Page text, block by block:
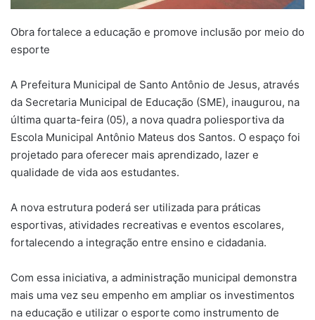
Obra fortalece a educação e promove inclusão por meio do
esporte
A Prefeitura Municipal de Santo Antônio de Jesus, através
da Secretaria Municipal de Educação (SME), inaugurou, na
última quarta-feira (05), a nova quadra poliesportiva da
Escola Municipal Antônio Mateus dos Santos. O espaço foi
projetado para oferecer mais aprendizado, lazer e
qualidade de vida aos estudantes.
A nova estrutura poderá ser utilizada para práticas
esportivas, atividades recreativas e eventos escolares,
fortalecendo a integração entre ensino e cidadania.
Com essa iniciativa, a administração municipal demonstra
mais uma vez seu empenho em ampliar os investimentos
na educação e utilizar o esporte como instrumento de